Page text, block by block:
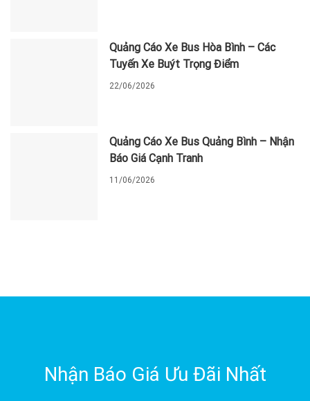
Quảng Cáo Xe Bus Hòa Bình – Các
Tuyến Xe Buýt Trọng Điểm
22/06/2026
Quảng Cáo Xe Bus Quảng Bình – Nhận
Báo Giá Cạnh Tranh
11/06/2026
Nhận Báo Giá Ưu Đãi Nhất